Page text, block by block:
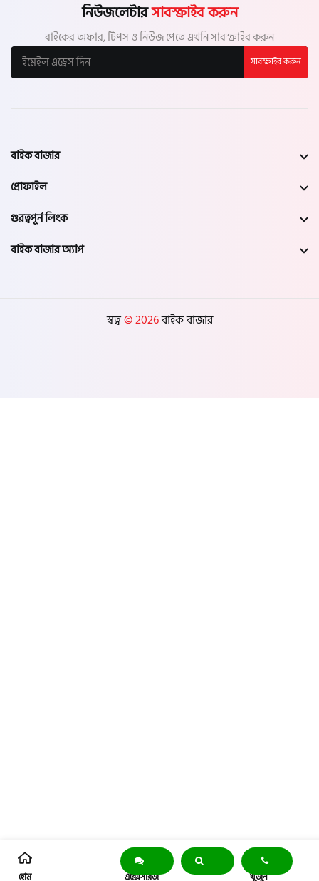
হোম এক্সেসরিজ খুঁজুন
নিউজলেটারসাবস্ক্রাইব করুন
বাইকের অফার, টিপস ও নিউজ পেতে এখনি সাবস্ক্রাইব করুন
সাবস্ক্রাইব করুন
বাইক বাজার
প্রোফাইল
গুরত্বপূর্ন লিংক
বাইক বাজার অ্যাপ
স্বত্ব© 2026বাইক বাজার